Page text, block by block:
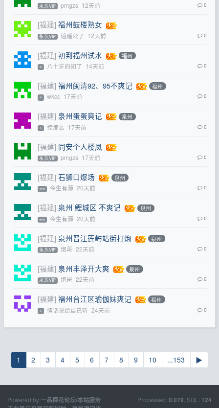
永.久VIP pmgzs 12天前 0
[福建] 福州鼓楼熟女
永.久VIP 逍遥公子 12天前 0
[福建] 初到福州试水 福州
⭐ 八十岁的知了 14天前 0
[福建] 福州闽清92、95不爽记 福州
⭐ wkcc 17天前 0
[福建] 泉州蛋蛋爽记 泉州
⭐ 搞那么 17天前 0
[福建] 同安个人楼凤
永.久VIP pmgzs 17天前 0
[福建] 石狮口爆场 泉州
⭐⭐ 今生有源 20天前 0
[福建] 泉州 鲤城区 不爽记 泉州
⭐⭐ 今生有源 20天前 0
[福建] 泉州晋江莲屿站街打炮 泉州
永.久VIP 炮哥 22天前 0
[福建] 泉州丰泽开大爽 泉州
永.久VIP 炮哥 22天前 0
[福建] 福州台江区瑜伽妹爽记 福州
⭐ 情话说给自己听 24天前 0
1 2 3 4 5 6 7 8 9 10 ...153 ▶
Powered by一品探花论坛/本站服务
Processed: 0.079 , SQL: 124